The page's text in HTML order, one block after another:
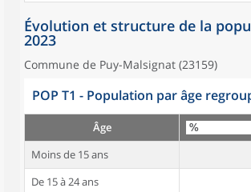
Évolution et structure de la
2023
Commune de Puy-Malsignat (23159)
POP T1 - Population par âge
Âge
Moins de 15 ans
De 15 à 24 ans